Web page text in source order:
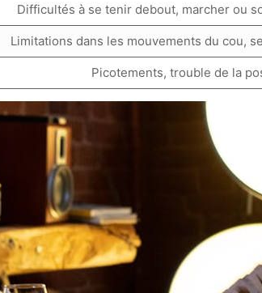
Difficultés à se tenir debout, marcher ou
Limitations dans les mouvements du cou,
Picotements, trouble de la